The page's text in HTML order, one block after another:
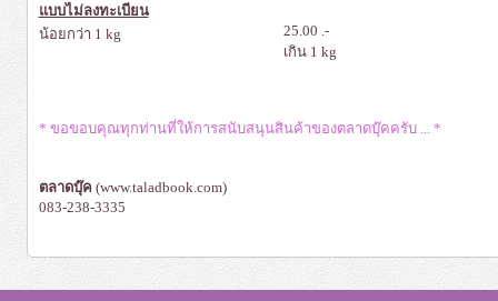
แบบไม่ลงทะเบียน
น้อยกว่า 1 kg
25.00 .-
เกิน 1 kg
* ขอขอบคุณทุกท่านที่ให้การสนับสนุนสินค้าของตลาดบุ๊คครับ ... *
ตลาดบุ๊ค (www.taladbook.com)
083-238-3335